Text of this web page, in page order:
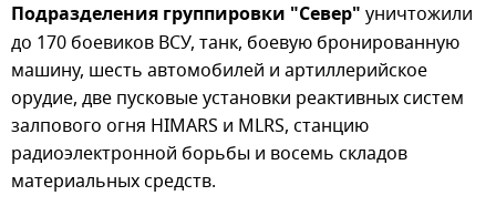
Подразделения группировки "Север" уничтожили
до 170 боевиков ВСУ, танк, боевую бронированную
машину, шесть автомобилей и артиллерийское
орудие, две пусковые установки реактивных систем
залпового огня HIMARS и MLRS, станцию
радиоэлектронной борьбы и восемь складов
материальных средств.